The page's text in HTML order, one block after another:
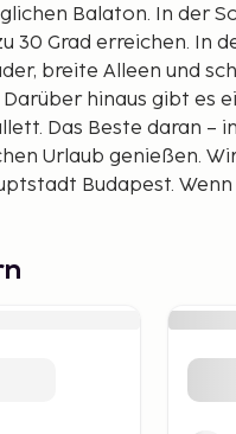
Balaton. In der
30 Grad erreichen. In
breite Alleen und
hinaus gibt es
Das Beste daran –
Urlaub genießen.
Budapest.